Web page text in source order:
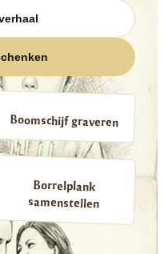
Boomschijf graveren
Borrelplank
samenstellen